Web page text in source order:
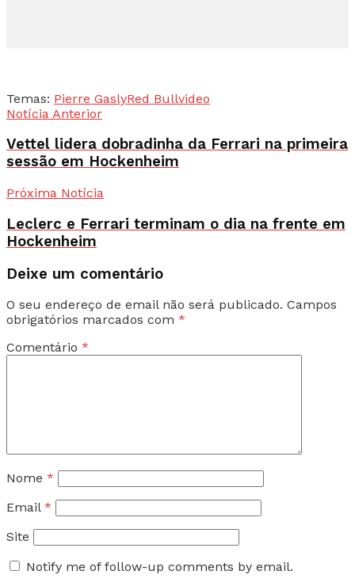
Temas: Pierre GaslyRed Bullvideo
Notícia Anterior
Vettel lidera dobradinha da Ferrari na primeira
sessão em Hockenheim
Próxima Notícia
Leclerc e Ferrari terminam o dia na frente em
Hockenheim
Deixe um comentário
O seu endereço de email não será publicado. Campos
obrigatórios marcados com *
Comentário *
Nome *
Email *
Site
Notify me of follow-up comments by email.